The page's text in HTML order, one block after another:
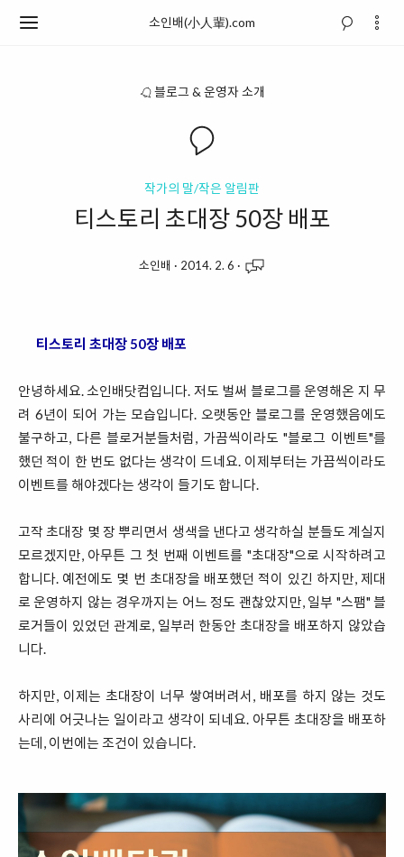
소인배(小人輩).com
블로그 & 운영자 소개
작가의 말/작은 알림판
티스토리 초대장 50장 배포
소인배 · 2014. 2. 6 ·
티스토리 초대장 50장 배포
안녕하세요. 소인배닷컴입니다. 저도 벌써 블로그를 운영해온 지 무
려 6년이 되어 가는 모습입니다. 오랫동안 블로그를 운영했음에도
불구하고, 다른 블로거분들처럼, 가끔씩이라도 "블로그 이벤트"를
했던 적이 한 번도 없다는 생각이 드네요. 이제부터는 가끔씩이라도
이벤트를 해야겠다는 생각이 들기도 합니다.
고작 초대장 몇 장 뿌리면서 생색을 낸다고 생각하실 분들도 계실지
모르겠지만, 아무튼 그 첫 번째 이벤트를 "초대장"으로 시작하려고
합니다. 예전에도 몇 번 초대장을 배포했던 적이 있긴 하지만, 제대
로 운영하지 않는 경우까지는 어느 정도 괜찮았지만, 일부 "스팸" 블
로거들이 있었던 관계로, 일부러 한동안 초대장을 배포하지 않았습
니다.
하지만, 이제는 초대장이 너무 쌓여버려서, 배포를 하지 않는 것도
사리에 어긋나는 일이라고 생각이 되네요. 아무튼 초대장을 배포하
는데, 이번에는 조건이 있습니다.